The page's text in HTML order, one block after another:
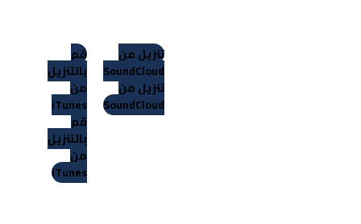
تنزيل من
SoundCloud
تنزيل من
SoundCloud
قم
بالتنزيل
من
iTunes
قم
بالتنزيل
من
iTunes